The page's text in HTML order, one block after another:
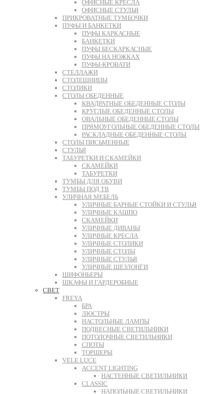
ОФИСНЫЕ КРЕСЛА
ОФИСНЫЕ СТУЛЬЯ
ПРИКРОВАТНЫЕ ТУМБОЧКИ
ПУФЫ И БАНКЕТКИ
ПУФЫ КАРКАСНЫЕ
БАНКЕТКИ
ПУФЫ БЕСКАРКАСНЫЕ
ПУФЫ НА НОЖКАХ
ПУФЫ-КРОВАТИ
СТЕЛЛАЖИ
СТОЛЕШНИЦЫ
СТОЛИКИ
СТОЛЫ ОБЕДЕННЫЕ
КВАДРАТНЫЕ ОБЕДЕННЫЕ СТОЛЫ
КРУГЛЫЕ ОБЕДЕННЫЕ СТОЛЫ
ОВАЛЬНЫЕ ОБЕДЕННЫЕ СТОЛЫ
ПРЯМОУГОЛЬНЫЕ ОБЕДЕННЫЕ СТОЛЫ
РАСКЛАДНЫЕ ОБЕДЕННЫЕ СТОЛЫ
СТОЛЫ ПИСЬМЕННЫЕ
СТУЛЬЯ
ТАБУРЕТКИ И СКАМЕЙКИ
СКАМЕЙКИ
ТАБУРЕТКИ
ТУМБЫ ДЛЯ ОБУВИ
ТУМБЫ ПОД ТВ
УЛИЧНАЯ МЕБЕЛЬ
УЛИЧНЫЕ БАРНЫЕ СТОЙКИ И СТУЛЬЯ
УЛИЧНЫЕ КАШПО
СКАМЕЙКИ
УЛИЧНЫЕ ДИВАНЫ
УЛИЧНЫЕ КРЕСЛА
УЛИЧНЫЕ СТОЛИКИ
УЛИЧНЫЕ СТОЛЫ
УЛИЧНЫЕ СТУЛЬЯ
УЛИЧНЫЕ ШЕЗЛОНГИ
ШИФОНЬЕРЫ
ШКАФЫ И ГАРДЕРОБНЫЕ
СВЕТ
FREYA
БРА
ЛЮСТРЫ
НАСТОЛЬНЫЕ ЛАМПЫ
ПОДВЕСНЫЕ СВЕТИЛЬНИКИ
ПОТОЛОЧНЫЕ СВЕТИЛЬНИКИ
СПОТЫ
ТОРШЕРЫ
VELE LUCE
ACCENT LIGHTING
НАСТЕННЫЕ СВЕТИЛЬНИКИ
CLASSIC
НАПОЛЬНЫЕ СВЕТИЛЬНИКИ